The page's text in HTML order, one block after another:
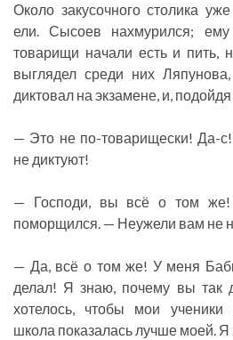
Около закусочного столика
ели. Сысоев нахмурился;
товарищи начали есть и пить,
выглядел среди них
диктовал на экзамене, и,
— Это не по-товарищески! Да-
не диктуют!
— Господи, вы всё о том
поморщился. — Неужели вам не
— Да, всё о том же! У меня
делал! Я знаю, почему вы так
хотелось, чтобы мои
школа показалась лучше моей.